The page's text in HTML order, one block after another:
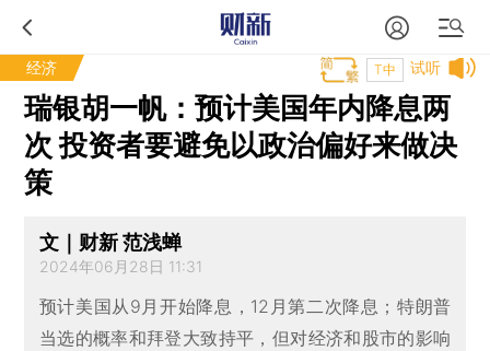
经济 试听
T中
瑞银胡一帆：预计美国年内降息两
次 投资者要避免以政治偏好来做决
策
文｜财新 范浅蝉
2024年06月28日 11:31
预计美国从9月开始降息，12月第二次降息；特朗普
当选的概率和拜登大致持平，但对经济和股市的影响